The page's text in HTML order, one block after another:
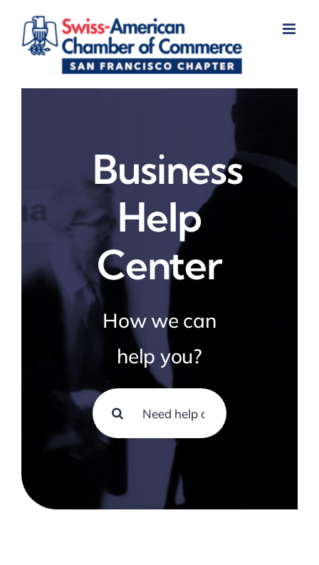
content
Business
Help
Center
How we can
help you?
Search
for: